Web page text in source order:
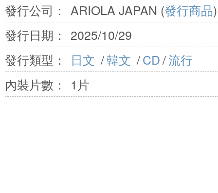
發行公司：
ARIOLA JAPAN (發行商品)
發行日期：
2025/10/29
發行類型：
日文 /韓文 /CD/流行
內裝片數：
1片